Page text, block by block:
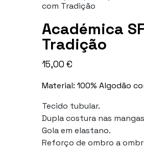
com Tradição
Académica
Tradição
15,00€
Material: 100% Algodão
Tecido tubular.
Dupla costura nas
Gola em elastano.
Reforço de ombro a